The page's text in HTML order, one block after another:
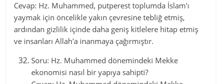
Cevap: Hz. Muhammed, putperest toplumda İslam'ı
yaymak için öncelikle yakın çevresine tebliğ etmiş,
ardından gizlilik içinde daha geniş kitlelere hitap etmiş
ve insanları Allah'a inanmaya çağırmıştır.
Soru: Hz. Muhammed dönemindeki Mekke
ekonomisi nasıl bir yapıya sahipti?